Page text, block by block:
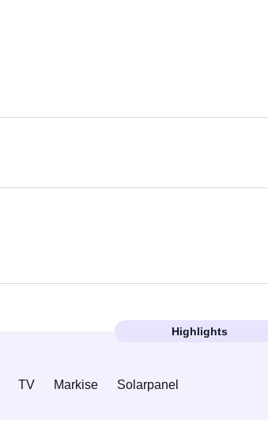
Highlights
TV Markise Solarpanel